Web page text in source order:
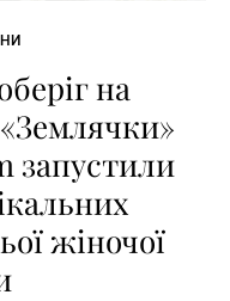
на
запустили
жіночої